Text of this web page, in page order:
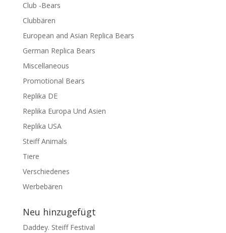
Club -Bears
Clubbären
European and Asian Replica Bears
German Replica Bears
Miscellaneous
Promotional Bears
Replika DE
Replika Europa Und Asien
Replika USA
Steiff Animals
Tiere
Verschiedenes
Werbebären
Neu hinzugefügt
Daddey. Steiff Festival